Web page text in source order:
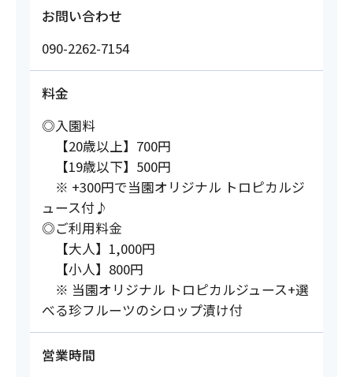
お問い合わせ
090-2262-7154
料金
◎入園料
【20歳以上】700円
【19歳以下】500円
※ +300円で当園オリジナル トロピカルジ
ュース付♪
◎ご利用料金
【大人】1,000円
【小人】800円
※ 当園オリジナル トロピカルジュース+選
べる珍フルーツのシロップ漬け付
営業時間